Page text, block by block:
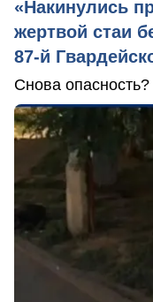
«Накинулись
жертвой стаи
87-й
Снова опасность?